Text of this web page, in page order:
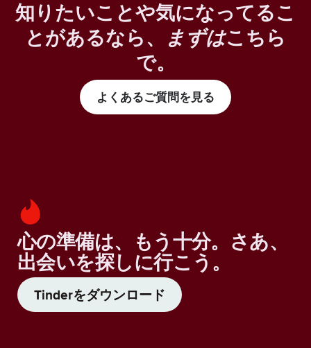
知りたいことや気になってるこ
とがあるなら、
まずはこちら
で。
よくあるご質問を見る
心の準備は、もう十分。さあ、
出会いを探しに行こう。
Tinderをダウンロード